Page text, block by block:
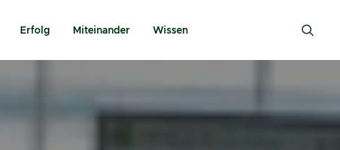
Erfolg Miteinander Wissen